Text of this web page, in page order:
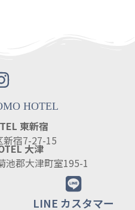
HOTEL
東新宿
新宿7-27-15
大津
池郡大津町室195-1
LINE カスタマー